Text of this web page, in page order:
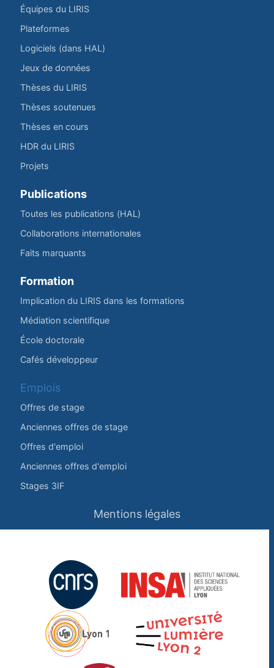
Équipes du LIRIS
Plateformes
Logiciels (dans HAL)
Jeux de données
Thèses du LIRIS
Thèses soutenues
Thèses en cours
HDR du LIRIS
Projets
Publications
Toutes les publications (HAL)
Collaborations internationales
Faits marquants
Formation
Implication du LIRIS dans les formations
Médiation scientifique
École doctorale
Cafés développeur
Emplois
Offres de stage
Anciennes offres de stage
Offres d'emploi
Anciennes offres d'emploi
Stages 3IF
Mentions légales